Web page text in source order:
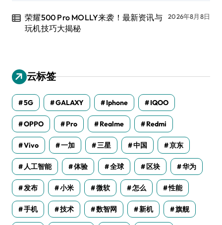
荣耀500 Pro MOLLY来袭！最新资讯与
玩机技巧大揭秘
2026年8月8日
云标签
5G GALAXY Iphone IQOO
OPPO Pro Realme Redmi
Vivo 一加 三星 中国 京东
人工智能 体验 全球 区块 华为
发布 小米 微软 怎么 性能
手机 技术 数智网 新机 旗舰